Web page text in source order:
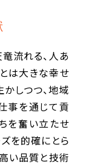
流れる、人あ
は大きな幸せ
しつつ、地域
事を通じて貢
を奮い立たせ
を的確にとら
い品質と技術